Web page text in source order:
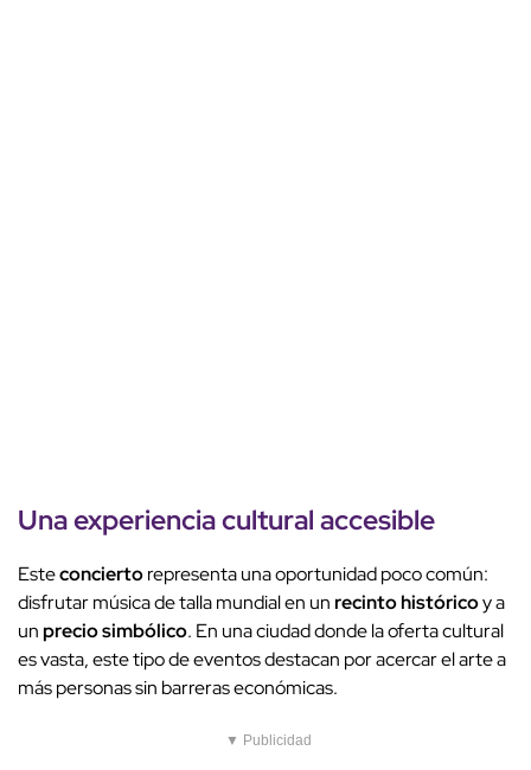
Unaexperiencia culturalaccesible
Esteconciertorepresenta una oportunidad poco común:
disfrutar música de talla mundial en unrecinto históricoy a
unprecio simbólico. En una ciudad donde la oferta cultural
es vasta, este tipo de eventos destacan por acercar el arte a
más personas sin barreras económicas.
▼ Publicidad